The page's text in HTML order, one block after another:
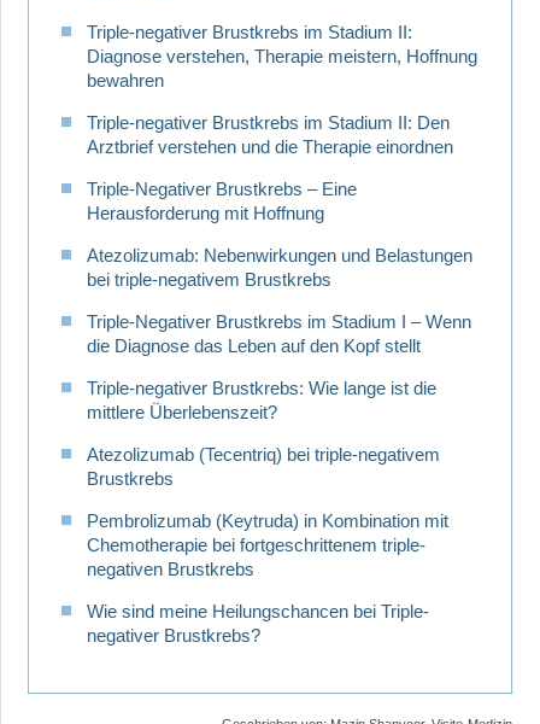
Triple-negativer Brustkrebs im Stadium II:
Diagnose verstehen, Therapie meistern, Hoffnung
bewahren
Triple-negativer Brustkrebs im Stadium II: Den
Arztbrief verstehen und die Therapie einordnen
Triple-Negativer Brustkrebs – Eine
Herausforderung mit Hoffnung
Atezolizumab: Nebenwirkungen und Belastungen
bei triple-negativem Brustkrebs
Triple-Negativer Brustkrebs im Stadium I – Wenn
die Diagnose das Leben auf den Kopf stellt
Triple-negativer Brustkrebs: Wie lange ist die
mittlere Überlebenszeit?
Atezolizumab (Tecentriq) bei triple-negativem
Brustkrebs
Pembrolizumab (Keytruda) in Kombination mit
Chemotherapie bei fortgeschrittenem triple-
negativen Brustkrebs
Wie sind meine Heilungschancen bei Triple-
negativer Brustkrebs?